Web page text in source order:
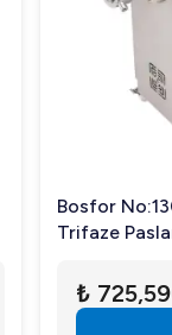
kontrol
ve teknolojiyi
mükemmel
Bosfor
Trifaze
₺